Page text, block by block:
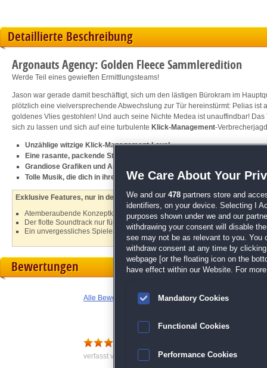
Detaillierte Beschreibung
Argonauts Agency: Golden Fleece Sammleredition
Werde Teil eines gewieften Ermittlungsteams!
Jason war gerade damit beschäftigt, sich um den lästigen Bürokram im
plötzlich eine vielversprechende Abwechslung zur Tür hereinstürmt: Pelias ist
goldenes Vlies gestohlen! Und auch seine Nichte Medea ist unauffindbar!
sich zu lassen und sich auf eine turbulente Klick-Management-
Unzählige witzige Klick-Management-Level
Eine rasante, packende Story
Grandiose Grafiken und Animationen für ein ausgezeichnetes
Tolle Musik, die dich in ihren Bann zieht
Exklusive Features, nur in der Sammleredition:
Atemberaubende Konzeptkunst
Der flotte Soundtrack nur für dich
Ein unvergessliches Spielerlebnis für Helden der Strategie
Bewertungen
Alle Bewertungen anzeigen
verfasst von Anonym am 01.10.2018 um 14:24
We Care About Your
We and our 478 partners store and
identifiers, on your device. Selecting I
purposes shown under we and our
withdrawing your consent will disable
see may not be as relevant to you. You
withdraw consent at any time by
webpage [or the floating icon on the
have effect within our Website. For
Mandatory Cookies
Functional Cookies
Performance Cookies